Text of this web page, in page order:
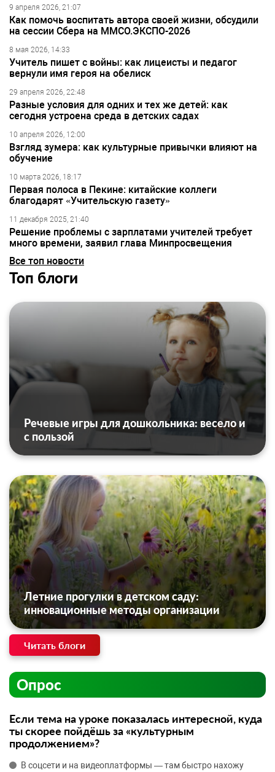
9 апреля 2026, 21:07
Как помочь воспитать автора своей жизни, обсудили
на сессии Сбера на ММСО.ЭКСПО-2026
8 мая 2026, 14:33
Учитель пишет с войны: как лицеисты и педагог
вернули имя героя на обелиск
29 апреля 2026, 22:48
Разные условия для одних и тех же детей: как
сегодня устроена среда в детских садах
10 апреля 2026, 12:00
Взгляд зумера: как культурные привычки влияют на
обучение
10 марта 2026, 18:17
Первая полоса в Пекине: китайские коллеги
благодарят «Учительскую газету»
11 декабря 2025, 21:40
Решение проблемы с зарплатами учителей требует
много времени, заявил глава Минпросвещения
Все топ новости
Топ блоги
Речевые игры для дошкольника: весело и
с пользой
Летние прогулки в детском саду:
инновационные методы организации
Читать блоги
Опрос
Если тема на уроке показалась интересной, куда
ты скорее пойдёшь за «культурным
продолжением»?
В соцсети и на видеоплатформы — там быстро нахожу